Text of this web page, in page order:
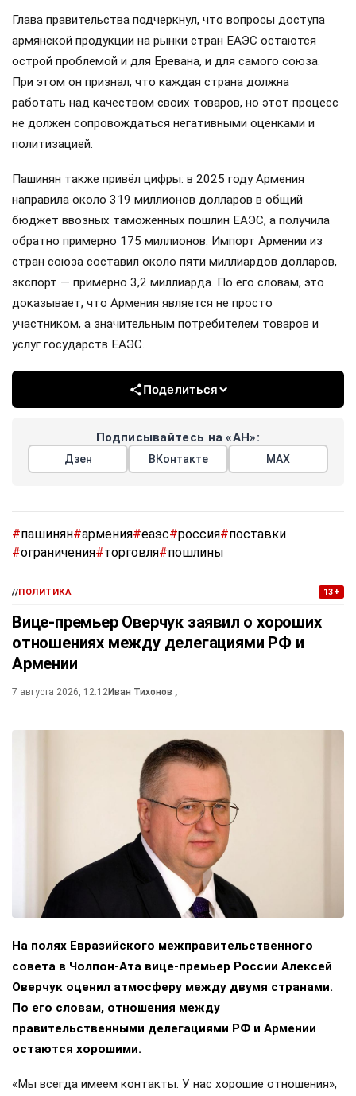
Глава правительства подчеркнул, что вопросы доступа
армянской продукции на рынки стран ЕАЭС остаются
острой проблемой и для Еревана, и для самого союза.
При этом он признал, что каждая страна должна
работать над качеством своих товаров, но этот процесс
не должен сопровождаться негативными оценками и
политизацией.
Пашинян также привёл цифры: в 2025 году Армения
направила около 319 миллионов долларов в общий
бюджет ввозных таможенных пошлин ЕАЭС, а получила
обратно примерно 175 миллионов. Импорт Армении из
стран союза составил около пяти миллиардов долларов,
экспорт — примерно 3,2 миллиарда. По его словам, это
доказывает, что Армения является не просто
участником, а значительным потребителем товаров и
услуг государств ЕАЭС.
Поделиться
Подписывайтесь на «АН»:
Дзен ВКонтакте МАХ
#пашинян#армения#еаэс#россия#поставки
#ограничения#торговля#пошлины
//ПОЛИТИКА 13+
Вице-премьер Оверчук заявил о хороших
отношениях между делегациями РФ и
Армении
7 августа 2026, 12:12Иван Тихонов ,
На полях Евразийского межправительственного
совета в Чолпон-Ата вице-премьер России Алексей
Оверчук оценил атмосферу между двумя странами.
По его словам, отношения между
правительственными делегациями РФ и Армении
остаются хорошими.
«Мы всегда имеем контакты. У нас хорошие отношения»,